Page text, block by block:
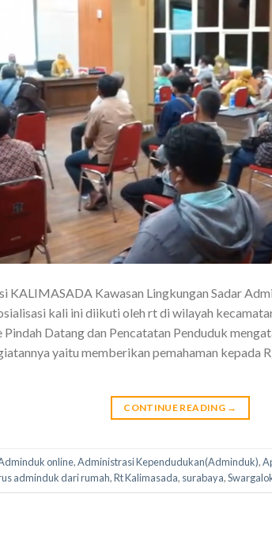
KALIMASADA Kawasan Lingkungan Sadar
kali ini diikuti oleh rt di wilayah
Pindah Datang dan Pencatatan Penduduk
yaitu memberikan pemahaman kepada
CONTINUE READING →
online,Administrasi Kependudukan(Adminduk),
adminduk dari rumah,Rt Kalimasada, surabaya,